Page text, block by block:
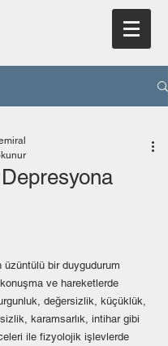
üzüntülü bir duygudurum
ve hareketlerde
değersizlik, küçüklük,
karamsarlık, intihar gibi
ile fizyolojik işlevlerde